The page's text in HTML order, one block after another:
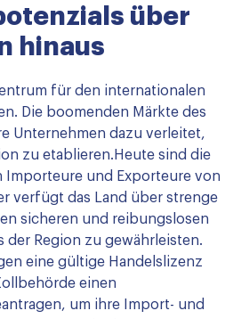
über
hinaus
für den internationalen
Die boomenden Märkte des
Unternehmen dazu verleitet,
zu etablieren.Heute sind die
Importeure und Exporteure von
verfügt das Land über strenge
sicheren und reibungslosen
der Region zu gewährleisten.
eine gültige Handelslizenz
einen
um ihre Import- und